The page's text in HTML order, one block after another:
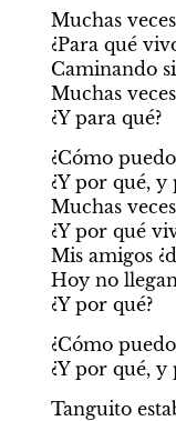
Muchas
¿Para qué
Caminando
Muchas
¿Y para qué?
¿Cómo
¿Y por qué, y
Muchas
¿Y por qué
Mis amigos
Hoy no
¿Y por qué?
¿Cómo
¿Y por qué, y
Tanguito